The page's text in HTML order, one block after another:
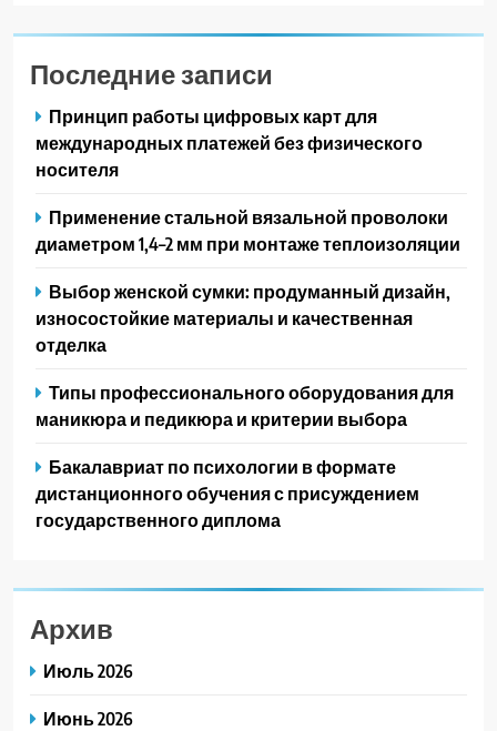
Последние записи
Принцип работы цифровых карт для
международных платежей без физического
носителя
Применение стальной вязальной проволоки
диаметром 1,4–2 мм при монтаже теплоизоляции
Выбор женской сумки: продуманный дизайн,
износостойкие материалы и качественная
отделка
Типы профессионального оборудования для
маникюра и педикюра и критерии выбора
Бакалавриат по психологии в формате
дистанционного обучения с присуждением
государственного диплома
Архив
Июль 2026
Июнь 2026